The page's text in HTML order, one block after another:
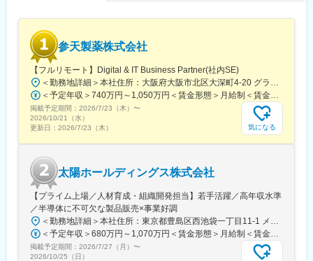
・出産・育児支援制度
・資格取得支援制度
・研修支援制度
■当社の魅力：
・専門性の高さ：消化器領域に強みを持ち、国内トップクラスの
シェア
・安定した経営基盤：創業70年超、医療用医薬品とOTCの二本柱
で安定成長
・幅広い製品ラインアップ：処方薬からOTC、健康食品、化粧品
まで展開
・グローバル展開：欧州・アジアを中心に海外事業を拡大
・社会貢献度の高さ：生活習慣病や消化器疾患など、人々の健康
に直結する製品を提供
・働きやすい環境：完全週休二日制、住宅補助、資格取得支援な
ど福利厚生充実
・研修制度の充実：未経験者も安心して成長できる教育体制
・長期勤続率の高さ：社員の定着率が高く、安定したキャリア形
成が可能
参天製薬株式会社
【フルリモート】Digital & IT Business Partner(社内SE)
掲載予定期間： 2026/7/23（木） 〜
2026/10/21（水）
更新日： 2026/7/23（木） 気になる
太陽ホールディングス株式会社
【プライム上場／人材育成・組織開発担当】若手活躍／高年収水準
／半導体に不可欠な製品販売×事業好調
掲載予定期間： 2026/7/27（月） 〜
2026/10/25（日）